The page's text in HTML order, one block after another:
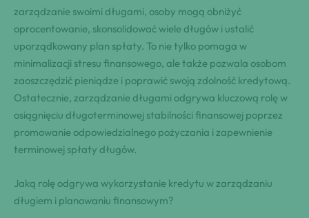
zarządzanie swoimi długami, osoby mogą obniżyć
oprocentowanie, skonsolidować wiele długów i ustalić
uporządkowany plan spłaty. To nie tylko pomaga w
minimalizacji stresu finansowego, ale także pozwala osobom
zaoszczędzić pieniądze i poprawić swoją zdolność kredytową.
Ostatecznie, zarządzanie długami odgrywa kluczową rolę w
osiągnięciu długoterminowej stabilności finansowej poprzez
promowanie odpowiedzialnego pożyczania i zapewnienie
terminowej spłaty długów.
Jaką rolę odgrywa wykorzystanie kredytu w zarządzaniu
długiem i planowaniu finansowym?